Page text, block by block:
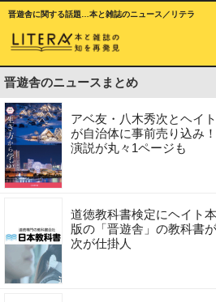
晋遊舎に関する話題…本と雑誌のニュース／リテラ
晋遊舎のニュースまとめ
アベ友・八木秀次とヘイ
が自治体に事前売り込み
演説が丸々1ページも
道徳教科書検定にヘイト
版の「晋遊舎」の教科書
次が仕掛人